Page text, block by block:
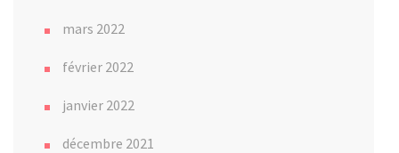
mars 2022
février 2022
janvier 2022
décembre 2021